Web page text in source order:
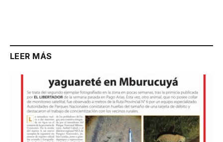
LEER MÁS